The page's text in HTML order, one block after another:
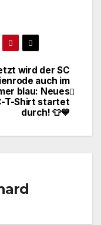
wird der SC
auch im
blau: Neues
T-Shirt startet
durch! 👕💙